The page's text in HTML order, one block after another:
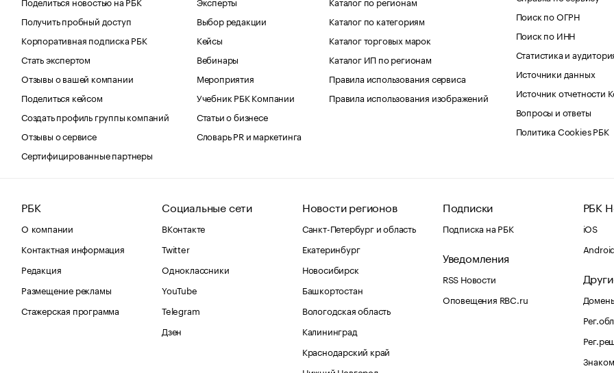
Получить пробный доступ
Корпоративная подписка РБК
Стать экспертом
Отзывы о вашей компании
Поделиться кейсом
Создать профиль группы компаний
Отзывы о сервисе
Сертифицированные партнеры
Выбор редакции
Кейсы
Вебинары
Мероприятия
Учебник РБК Компании
Статьи о бизнесе
Словарь PR и маркетинга
Каталог по категориям
Каталог торговых марок
Каталог ИП по регионам
Правила использования сервиса
Правила использования изображений
Поиск по ОГРН
Поиск по ИНН
Статистика и
Источники данных
Источник отчетности
Вопросы и ответы
Политика Cookies РБК
РБК
О компании
Контактная информация
Редакция
Размещение рекламы
Стажерская программа
Социальные сети
ВКонтакте
Twitter
Одноклассники
YouTube
Telegram
Дзен
Новости регионов
Санкт-Петербург и область
Екатеринбург
Новосибирск
Башкортостан
Вологодская область
Калининград
Краснодарский край
Подписки
Подписка на РБК
Уведомления
RSS Новости
Оповещения RBC.ru
РБК
iOS